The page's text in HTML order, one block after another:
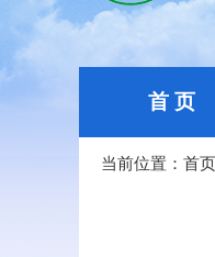
首 页
当前位置： 首页